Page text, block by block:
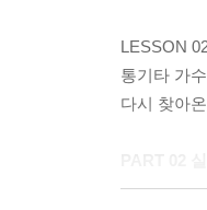
LESSON
통기타 가
다시 찾아